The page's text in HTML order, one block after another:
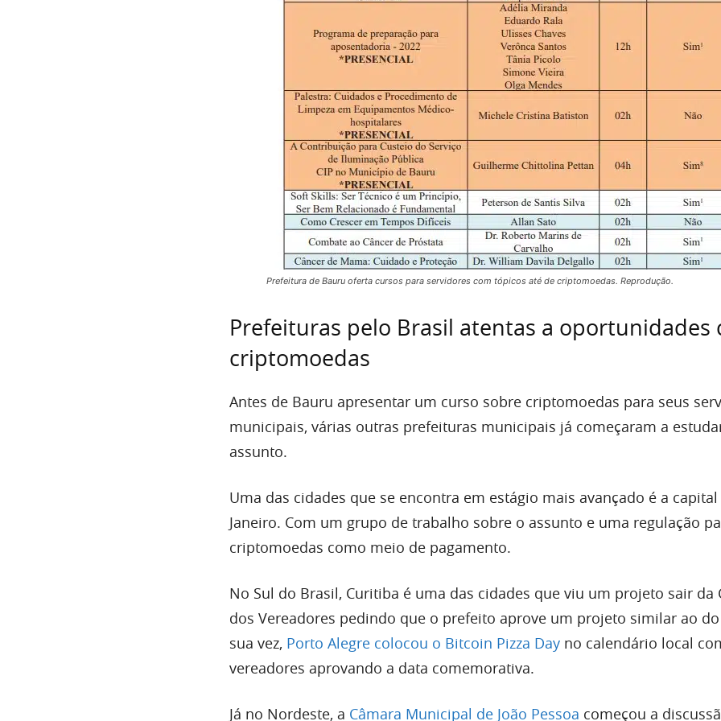
Prefeitura de Bauru oferta cursos para servidores com tópicos até de criptomoedas. Reprodução.
Prefeituras pelo Brasil atentas a oportunidades
criptomoedas
Antes de Bauru apresentar um curso sobre criptomoedas para seus
municipais, várias outras prefeituras municipais já começaram a
assunto.
Uma das cidades que se encontra em estágio mais avançado é a capital
Janeiro. Com um grupo de trabalho sobre o assunto e uma regulação
criptomoedas como meio de pagamento.
No Sul do Brasil, Curitiba é uma das cidades que viu um projeto sair da
dos Vereadores pedindo que o prefeito aprove um projeto similar ao
sua vez, Porto Alegre colocou o Bitcoin Pizza Day no calendário local
vereadores aprovando a data comemorativa.
Já no Nordeste, a Câmara Municipal de João Pessoa começou a